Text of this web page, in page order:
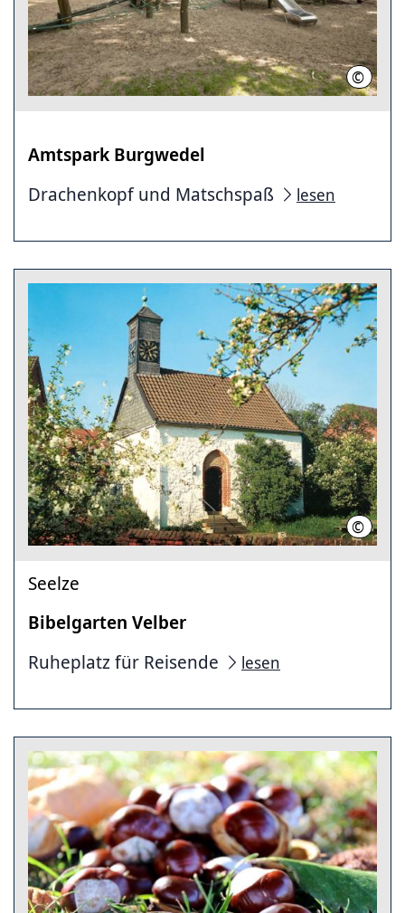
© C.
Amtspark Burgwedel
Drachenkopf und Matschspaß
lesen
© Regin
Seelze
Bibelgarten Velber
Ruheplatz für Reisende
lesen